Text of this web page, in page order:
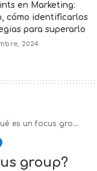
en Marketing:
cómo identificarlos
para superarlo
2024
es un focus group?
group?